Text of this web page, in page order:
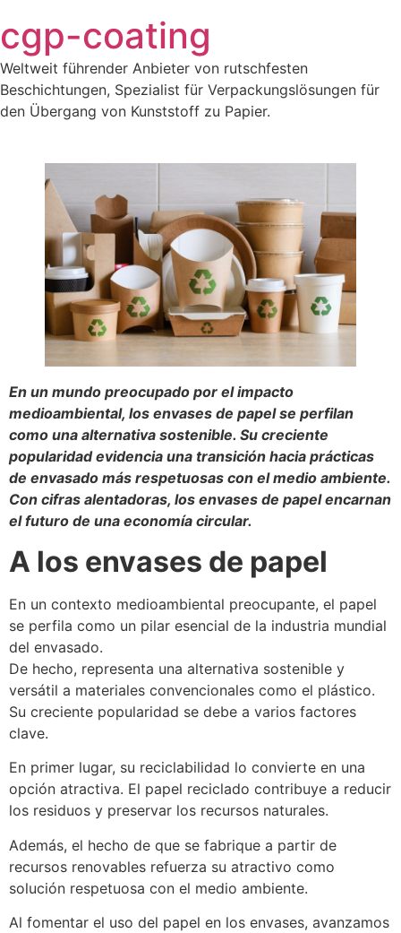
al
contenido
cgp-coating
Weltweit führender Anbieter von rutschfesten
Beschichtungen, Spezialist für Verpackungslösungen für
den Übergang von Kunststoff zu Papier.
En un mundo preocupado por el impacto
medioambiental, los envases de papel se perfilan
como una alternativa sostenible. Su creciente
popularidad evidencia una transición hacia prácticas
de envasado más respetuosas con el medio ambiente.
Con cifras alentadoras, los envases de papel encarnan
el futuro de una economía circular.
A los envases de papel
En un contexto medioambiental preocupante, el papel
se perfila como un pilar esencial de la industria mundial
del envasado.
De hecho, representa una alternativa sostenible y
versátil a materiales convencionales como el plástico.
Su creciente popularidad se debe a varios factores
clave.
En primer lugar, su reciclabilidad lo convierte en una
opción atractiva. El papel reciclado contribuye a reducir
los residuos y preservar los recursos naturales.
Además, el hecho de que se fabrique a partir de
recursos renovables refuerza su atractivo como
solución respetuosa con el medio ambiente.
Al fomentar el uso del papel en los envases, avanzamos